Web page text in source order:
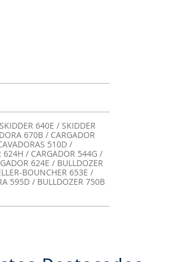
640E / SKIDDER
670B / CARGADOR
510D /
624H / CARGADOR 544G /
624E / BULLDOZER
BOUNCHER 653E /
595D / BULLDOZER 750B